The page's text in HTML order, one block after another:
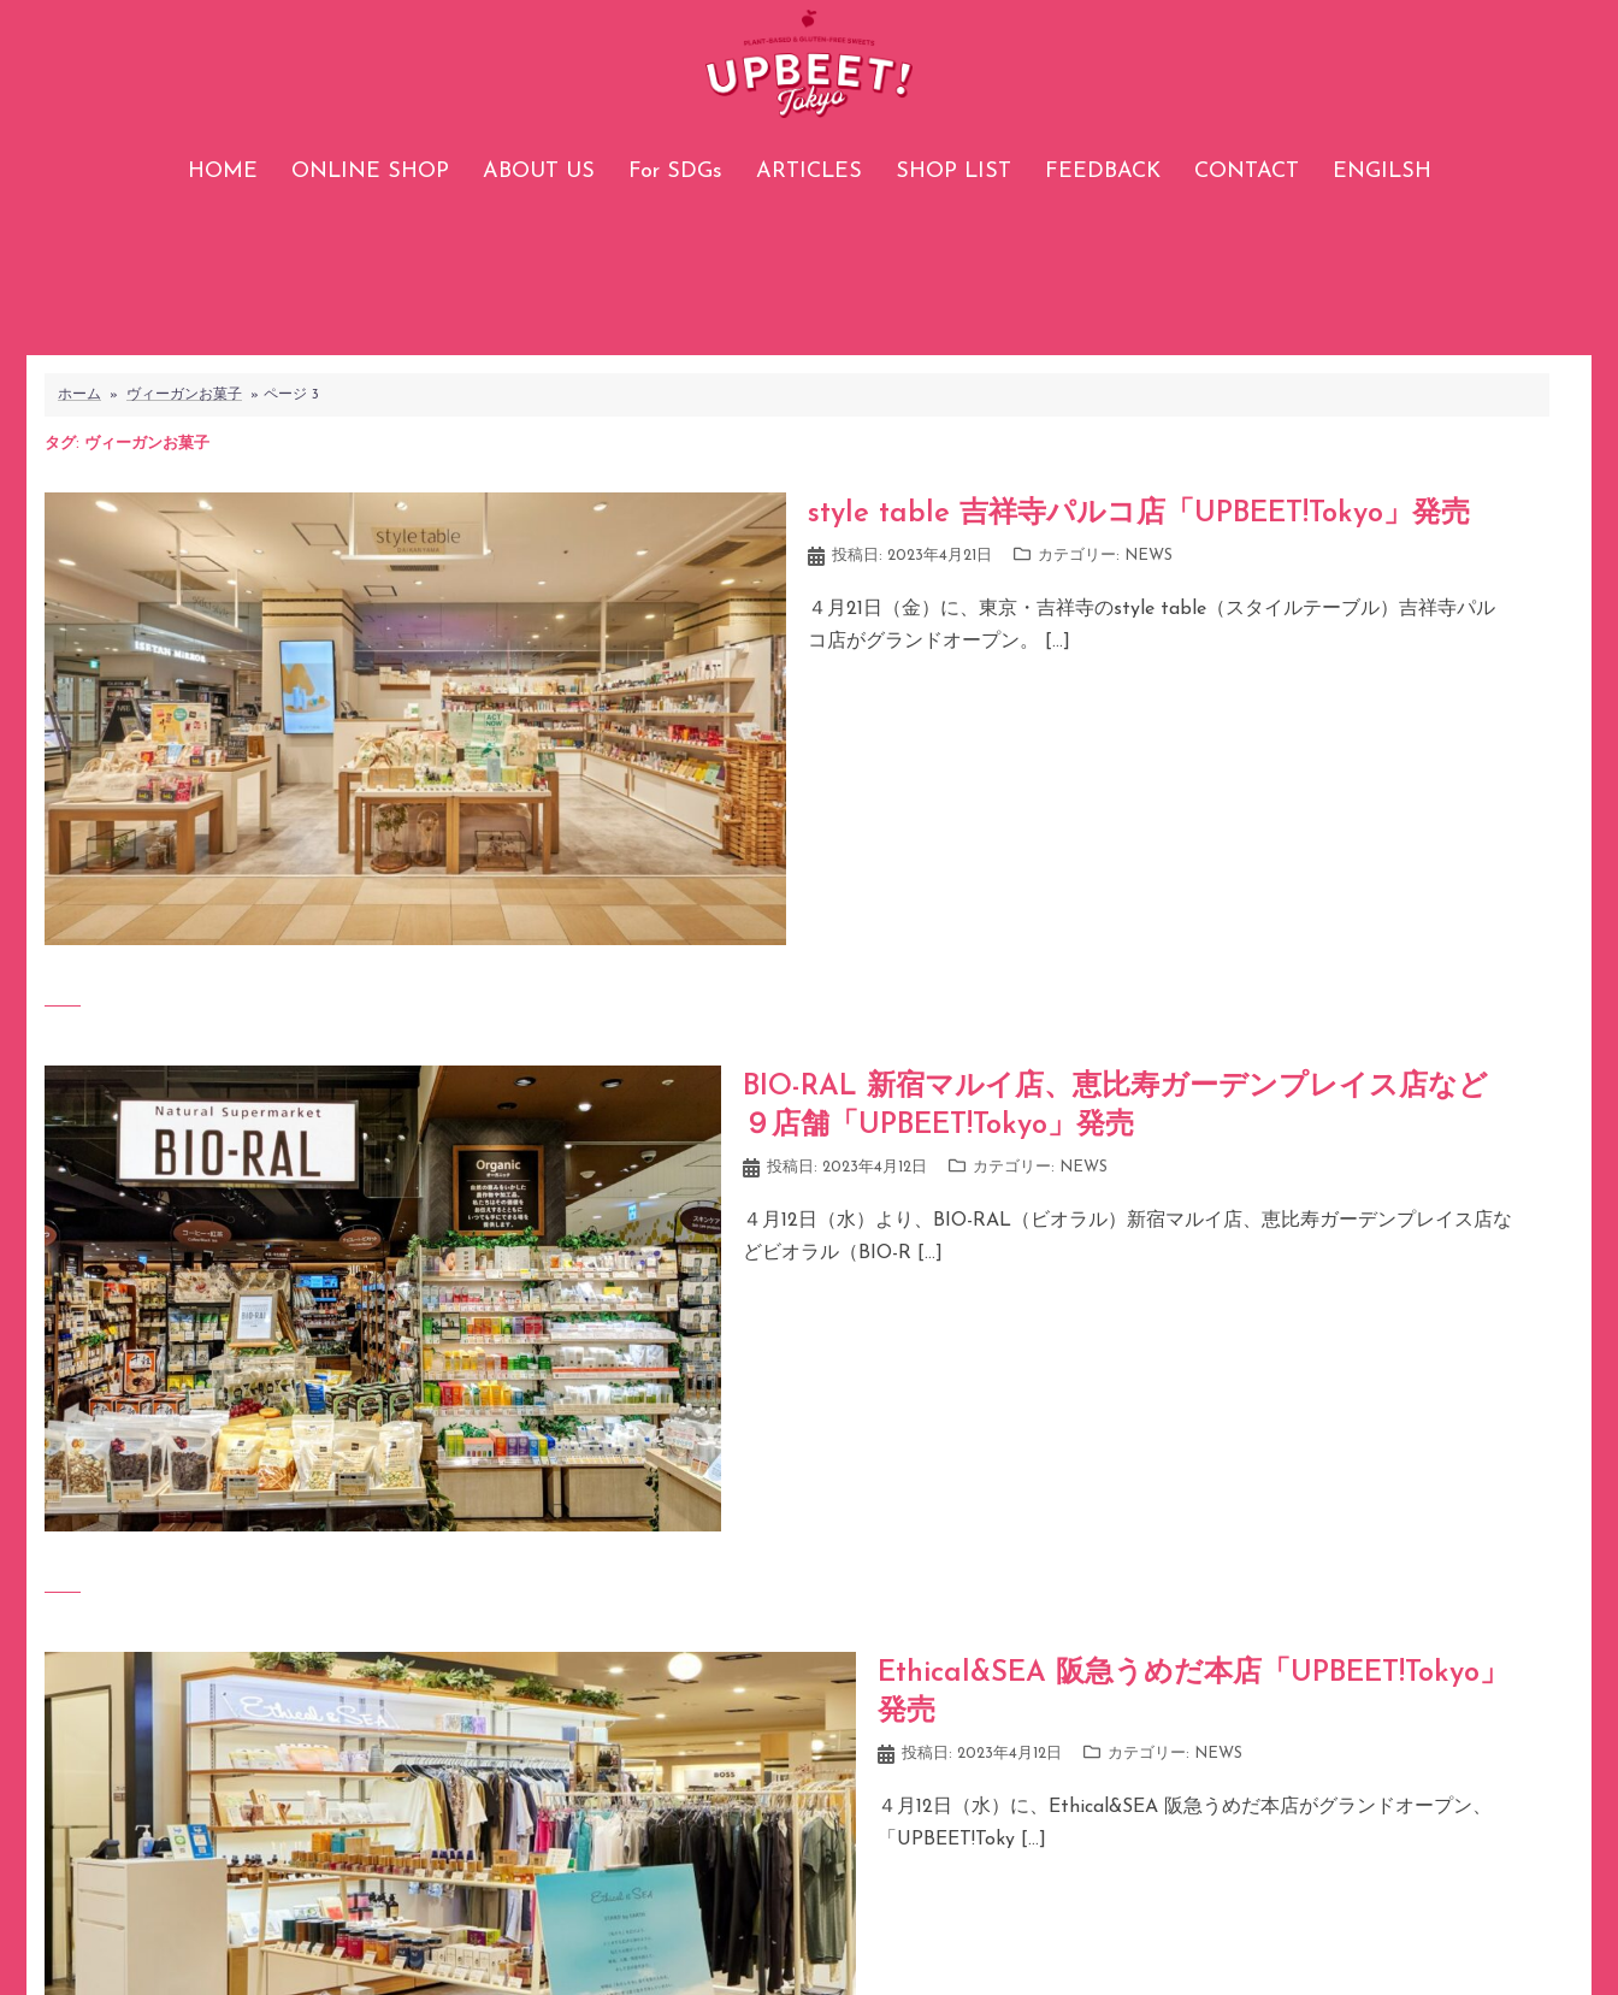
HOME ONLINE SHOP ABOUT US For SDGs ARTICLES SHOP LIST FEEDBACK CONTACT ENGILSH
ホーム » ヴィーガンお菓子 » ページ 3
タグ: ヴィーガンお菓子
style table 吉祥寺パルコ店「UPBEET!Tokyo」発売
投稿日: 2023年4月21日 カテゴリー: NEWS
４月21日（金）に、東京・吉祥寺のstyle table（スタイルテーブル）吉祥寺パル
コ店がグランドオープン。 […]
BIO-RAL 新宿マルイ店、恵比寿ガーデンプレイス店など
９店舗「UPBEET!Tokyo」発売
投稿日: 2023年4月12日 カテゴリー: NEWS
４月12日（水）より、BIO-RAL（ビオラル）新宿マルイ店、恵比寿ガーデンプレイス店な
どビオラル（BIO-R […]
Ethical&SEA 阪急うめだ本店「UPBEET!Tokyo」
発売
投稿日: 2023年4月12日 カテゴリー: NEWS
４月12日（水）に、Ethical&SEA 阪急うめだ本店がグランドオープン、
「UPBEET!Toky […]